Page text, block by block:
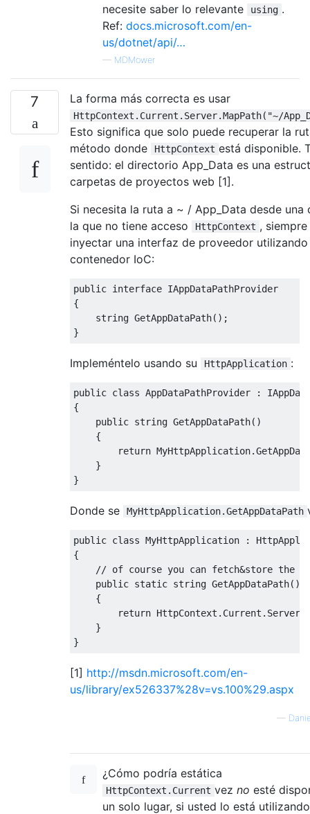
necesite saber lo relevante
using .
Ref: docs.microsoft.com/en-
us/dotnet/api/…
— MDMower
7 La forma más correcta es usar
HttpContext.Current.Server.MapPath("~/
Esto significa que solo puede recuperar la
método donde
HttpContext está disponible.
sentido: el directorio App_Data es una
carpetas de proyectos web [1].
Si necesita la ruta a ~ / App_Data desde una
la que no tiene acceso
HttpContext ,
inyectar una interfaz de proveedor utilizando
contenedor IoC:
public interface IAppDataPathProvider
{
string GetAppDataPath();
}
Impleméntelo usando su HttpApplication :
public class AppDataPathProvider :
{
public string GetAppDataPath()
{
return MyHttpApplication.
}
}
Donde se MyHttpApplication.GetAppDataPath
public class MyHttpApplication :
{
// of course you can fetch&store the
public static string GetAppDataPath()
{
return HttpContext . Current . Server
}
}
[1] http://msdn.microsoft.com/en-
us/library/ex526337%28v=vs.100%29.aspx
—
¿Cómo podría estática
HttpContext.Current vez no esté
un solo lugar, si usted lo está